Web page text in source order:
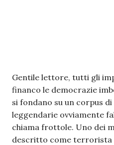
Gentile lettore, tutti gli
financo le democrazie
si fondano su un corpus
leggendarie ovviamente
chiama frottole. Uno dei
descritto come